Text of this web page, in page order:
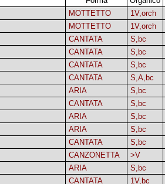
MOTTETTO 1V,orch
MOTTETTO 1V,orch
CANTATA S,bc
CANTATA S,bc
CANTATA S,bc
CANTATA S,A,bc
ARIA S,bc
CANTATA S,bc
ARIA S,bc
ARIA S,bc
CANTATA S,bc
CANZONETTA >V
ARIA S,bc
CANTATA 1V,bc